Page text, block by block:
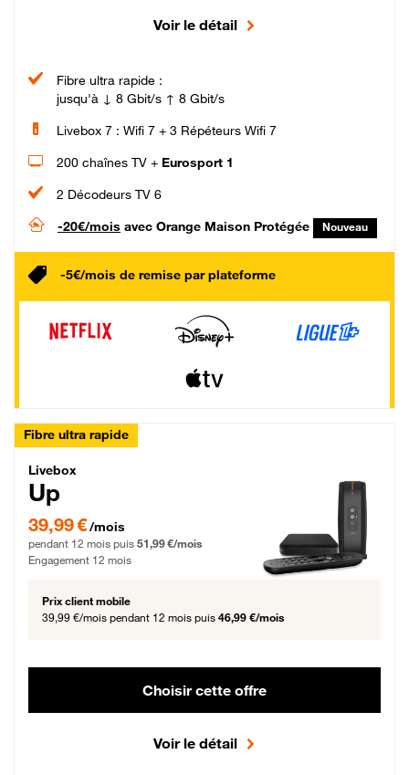
Voir le détail
Fibre ultra rapide :
jusqu'à ↓ 8 Gbit/s ↑ 8 Gbit/s
Livebox 7 : Wifi 7 + 3 Répéteurs Wifi 7
200 chaînes TV + Eurosport 1
2 Décodeurs TV 6
-20€/mois avec Orange Maison Protégée Nouveau
-5€/mois de remise par plateforme
Fibre ultra rapide
Livebox Up Fibre
Livebox
Up
39,99 € par mois pendant 12 mois puis 51,99 € par mois, Engagement 12 mois
39,99 €/mois
pendant 12 mois puis 51,99 €/mois
Engagement 12 mois
Prix client mobile
39,99 €/mois pendant 12 mois puis 46,99 €/mois
Choisir cette offre
Voir le détail